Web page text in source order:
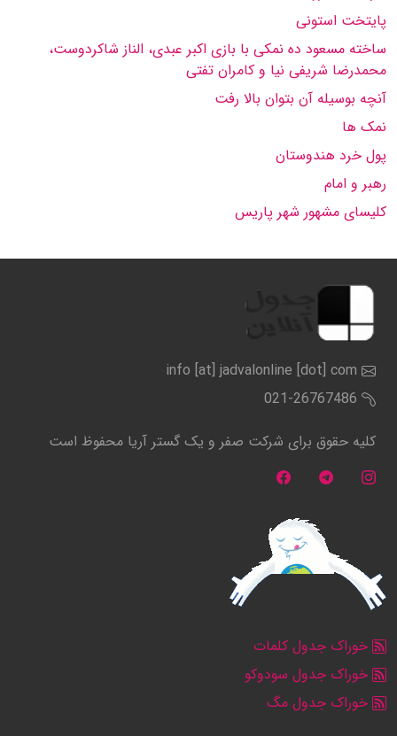
پایتخت استونی
ساخته مسعود ده نمكى با بازى اكبر عبدى، الناز شاكردوست،
محمدرضا شریفى نیا و كامران تفتى
آنچه بوسیله آن بتوان بالا رفت
نمک ها
پول خرد هندوستان
رهبر و امام
کلیسای مشهور شهر پاریس
info [at] jadvalonline [dot] com
021-26767486
کلیه حقوق برای شرکت صفر و یک گستر آریا محفوظ است
خوراک جدول کلمات
خوراک جدول سودوکو
خوراک جدول مگ